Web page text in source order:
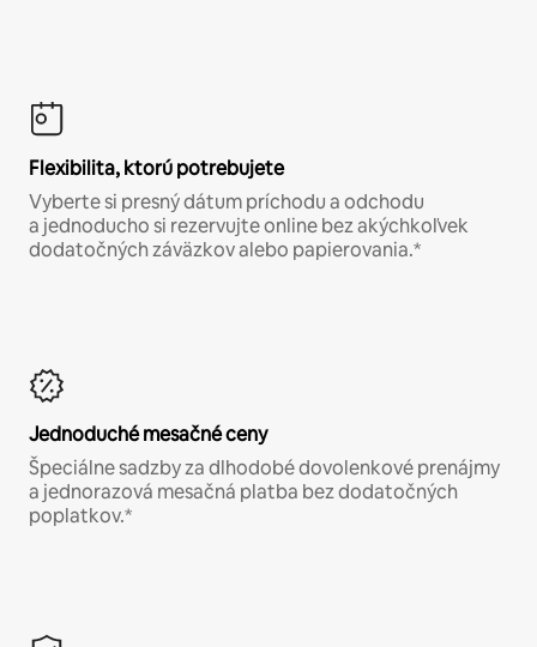
Flexibilita, ktorú potrebujete
Vyberte si presný dátum príchodu a odchodu
a jednoducho si rezervujte online bez akýchkoľvek
dodatočných záväzkov alebo papierovania.*
Jednoduché mesačné ceny
Špeciálne sadzby za dlhodobé dovolenkové prenájmy
a jednorazová mesačná platba bez dodatočných
poplatkov.*